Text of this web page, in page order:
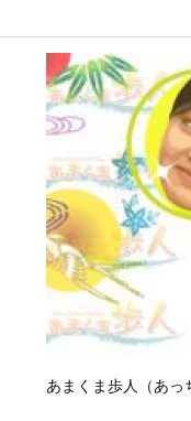
あまくま歩人（あっ